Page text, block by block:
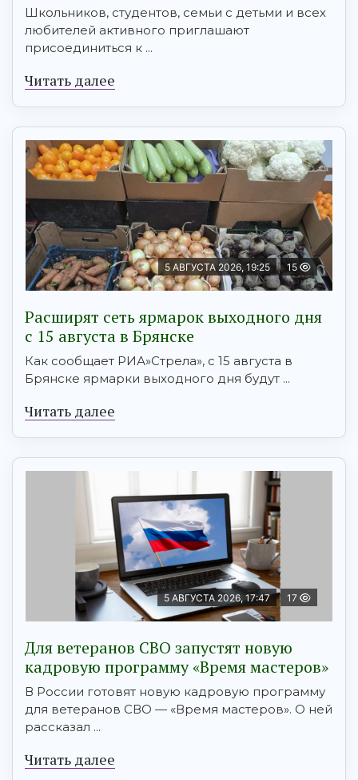
Школьников, студентов, семьи с детьми и всех
любителей активного приглашают
присоединиться к ...
Читать далее
5 АВГУСТА 2026, 19:25 15
Расширят сеть ярмарок выходного дня
с 15 августа в Брянске
Как сообщает РИА»Стрела», с 15 августа в
Брянске ярмарки выходного дня будут ...
Читать далее
5 АВГУСТА 2026, 17:47 17
Для ветеранов СВО запустят новую
кадровую программу «Время мастеров»
В России готовят новую кадровую программу
для ветеранов СВО — «Время мастеров». О ней
рассказал ...
Читать далее